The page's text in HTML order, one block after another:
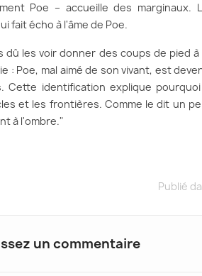
Poe – accueille des marginaux.
fait écho à l'âme de Poe.
les voir donner des coups de pied à
: Poe, mal aimé de son vivant, est
Cette identification explique
et les frontières. Comme le dit un
à l'ombre."
Publié
un commentaire